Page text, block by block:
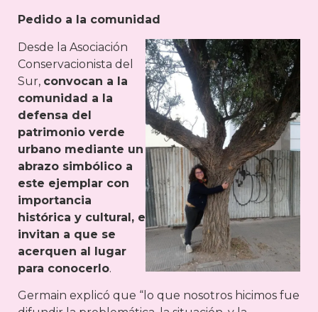
Pedido a la comunidad
Desde la Asociación
Conservacionista del
Sur, convocan a la
comunidad a la
defensa del
patrimonio verde
urbano mediante un
abrazo simbólico a
este ejemplar con
importancia
histórica y cultural, e
invitan a que se
acerquen al lugar
para conocerlo.
Germain explicó que “lo que nosotros hicimos fue